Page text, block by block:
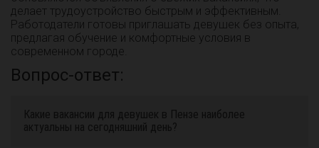
делает трудоустройство быстрым и эффективным.
Работодатели готовы приглашать девушек без опыта,
предлагая обучение и комфортные условия в
современном городе.
Вопрос-ответ:
Какие вакансии для девушек в Пензе наиболее
актуальны на сегодняшний день?